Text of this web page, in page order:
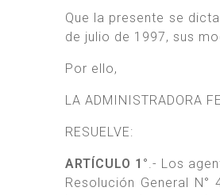
Que la presente se
de julio de 1997, sus
Por ello,
LA ADMINISTRADORA
RESUELVE:
ARTÍCULO 1° .- Los
Resolución General